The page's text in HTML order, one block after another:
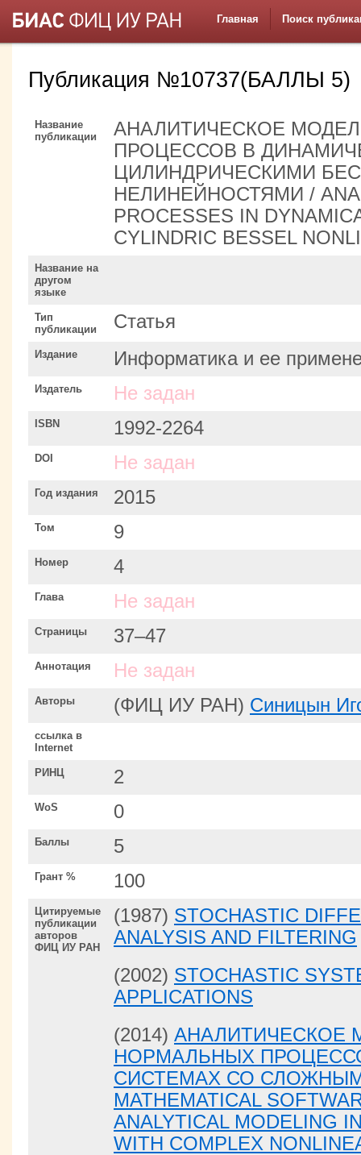
Главная Поиск
Публикация №10737(БАЛЛЫ 5)
Название
публикации
АНАЛИТИЧЕСКОЕ
ПРОЦЕССОВ В
ЦИЛИНДРИЧЕСКИМИ
НЕЛИНЕЙНОСТЯМИ /
PROCESSES IN
CYLINDRIC BESSEL
Название на
другом
языке
Тип
публикации
Статья
Издание Информатика и ее
Издатель Не задан
ISBN 1992-2264
DOI Не задан
Год издания 2015
Том 9
Номер 4
Глава Не задан
Страницы 37–47
Аннотация Не задан
Авторы (ФИЦ ИУ РАН) Синицын
ссылка в
Internet
РИНЦ 2
WoS 0
Баллы 5
Грант % 100
Цитируемые
публикации
авторов
ФИЦ ИУ РАН
(1987) STOCHASTIC
ANALYSIS AND FILTERING
(2002) STOCHASTIC
APPLICATIONS
(2014) АНАЛИТИЧЕСКОЕ
НОРМАЛЬНЫХ
СИСТЕМАХ СО
MATHEMATICAL
ANALYTICAL MODELING
WITH COMPLEX